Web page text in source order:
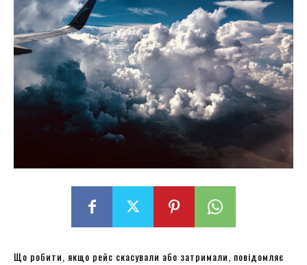
Що робити, якщо рейс скасували або затримали, повідомляє